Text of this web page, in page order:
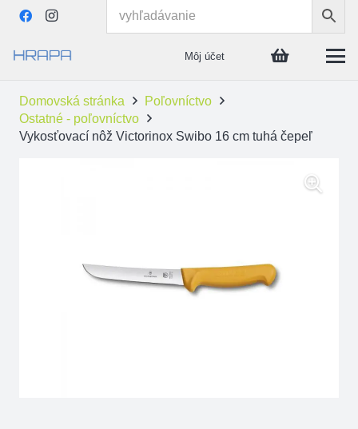
Môj účet
Domovská stránka
Poľovníctvo
Ostatné - poľovníctvo
Vykosťovací nôž Victorinox Swibo 16 cm tuhá čepeľ